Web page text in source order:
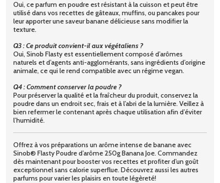
Oui, ce parfum en poudre est résistant à la cuisson et peut être
utilisé dans vos recettes de gâteaux, muffins, ou pancakes pour
leur apporter une saveur banane délicieuse sans modifier la
texture.
Q3 : Ce produit convient-il aux végétaliens ?
Oui, Sinob Flasty est essentiellement composé d’arômes
naturels et d’agents anti-agglomérants, sans ingrédients d’origine
animale, ce qui le rend compatible avec un régime vegan.
Q4 : Comment conserver la poudre ?
Pour préserver la qualité et la fraîcheur du produit, conservez la
poudre dans un endroit sec, frais et à l’abri de la lumière. Veillez à
bien refermer le contenant après chaque utilisation afin d’éviter
l’humidité.
Offrez à vos préparations un arôme intense de banane avec
Sinob® Flasty Poudre d’arôme 250g Banana Joe. Commandez
dès maintenant pour booster vos recettes et profiter d’un goût
exceptionnel sans calorie superflue. Découvrez aussi les autres
parfums pour varier les plaisirs en toute légèreté!